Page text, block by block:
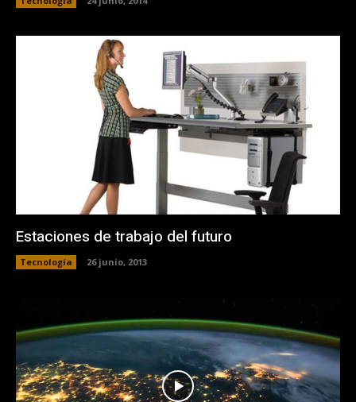
Estaciones de trabajo del futuro
Tecnología 26 junio, 2013